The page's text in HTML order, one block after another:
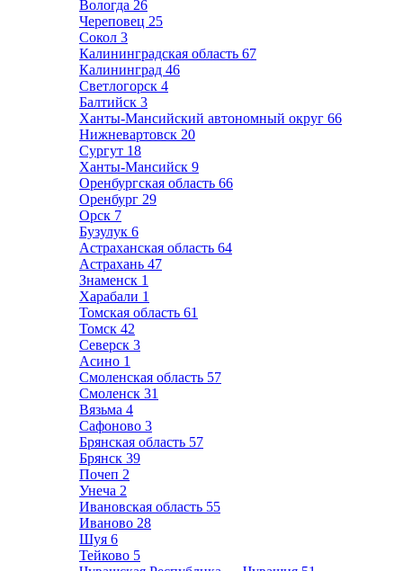
Вологда 26
Череповец 25
Сокол 3
Калининградская область 67
Калининград 46
Светлогорск 4
Балтийск 3
Ханты-Мансийский автономный округ 66
Нижневартовск 20
Сургут 18
Ханты-Мансийск 9
Оренбургская область 66
Оренбург 29
Орск 7
Бузулук 6
Астраханская область 64
Астрахань 47
Знаменск 1
Харабали 1
Томская область 61
Томск 42
Северск 3
Асино 1
Смоленская область 57
Смоленск 31
Вязьма 4
Сафоново 3
Брянская область 57
Брянск 39
Почеп 2
Унеча 2
Ивановская область 55
Иваново 28
Шуя 6
Тейково 5